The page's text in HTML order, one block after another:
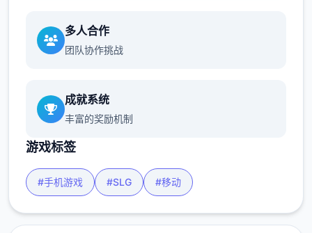
多人合作
团队协作挑战
成就系统
丰富的奖励机制
游戏标签
#手机游戏 #SLG #移动